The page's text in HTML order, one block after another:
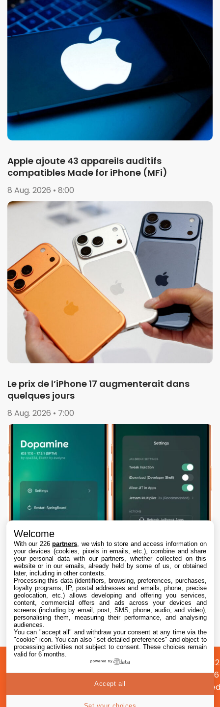
Apple ajoute 43 appareils auditifs
compatibles Made for iPhone (MFi)
8 Aug. 2026 • 8:00
Le prix de l’iPhone 17 augmenterait dans
quelques jours
8 Aug. 2026 • 7:00
Dopamine 3, le jailbreak pour iOS 26 sur
iPhone, est disponible
7 Aug. 2026 • 22:44
propos
Préférences
cookies
Confidentialité
©
2026
|
Welcome
With our 226partners , we wish to store and access information on
your devices (cookies, pixels in emails, etc.), combine and share
your personal data with our partners, whether collected on this
website or in our emails, already held by some of us, or obtained
later, including in other contexts.
Processing this data (identifiers, browsing, preferences, purchases,
loyalty programs, IP, postal addresses and emails, phone, precise
geolocation, etc.) allows developing and offering you services,
content, commercial offers and ads across your devices and
screens (including by email, post, SMS, phone, audio, and video),
personalising them, measuring their performance, and analysing
audiences.
You can "accept all" and withdraw your consent at any time via the
"cookie" icon. You can also "set detailed preferences" and object to
processing activities not subject to consent. These choices remain
valid for 6 months.
powered by
Set your choices
Accept all